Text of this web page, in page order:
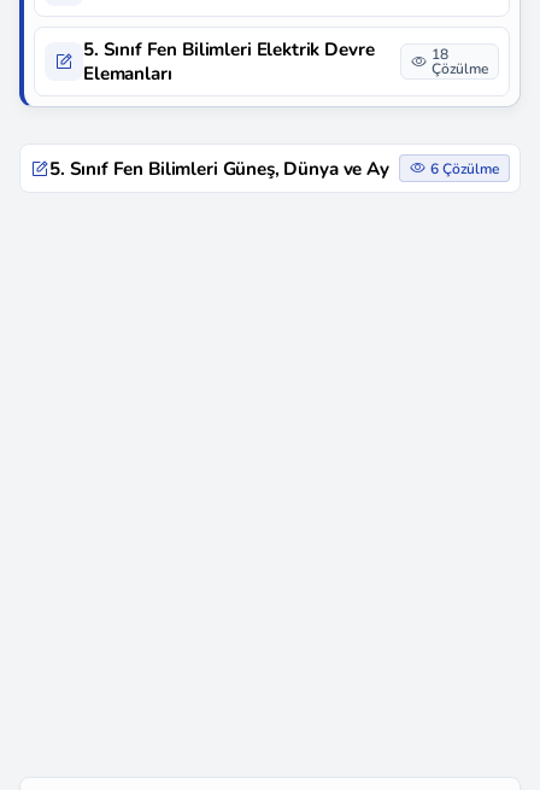
5. Sınıf Fen Bilimleri Elektrik Devre
Elemanları
18
Çözülme
5. Sınıf Fen Bilimleri Güneş, Dünya ve Ay 6 Çözülme